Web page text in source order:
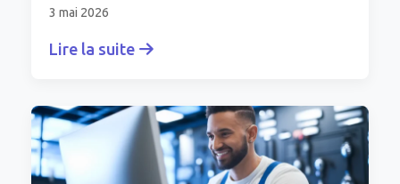
3 mai 2026
Lire la suite